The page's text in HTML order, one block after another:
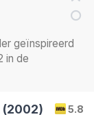
geïnspireerd
in de
5.8
(2002)